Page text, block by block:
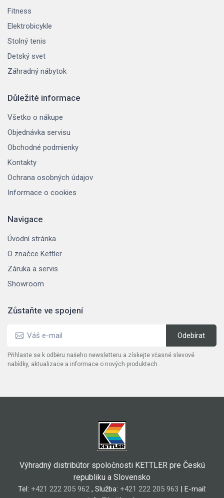
Fitness
Elektrobicykle
Stolný tenis
Detský svet
Záhradný nábytok
Důležité informace
Všetko o nákupe
Objednávka servisu
Obchodné podmienky
Kontakty
Ochrana osobných údajov
Informace o cookies
Navigace
Úvodní stránka
O značce Kettler
Záruka a servis
Showroom
Zůstaňte ve spojení
Přihlaste se k odběru našeho newsletteru a získejte včasné slevové
nabídky, aktualizace a informace o nových produktech.
Výhradný distribútor spoločnosti KETTLER pre Českú
republiku a Slovensko
Tel: +421 222 205 962, Služba: +421 222 205 963 | E-mail: